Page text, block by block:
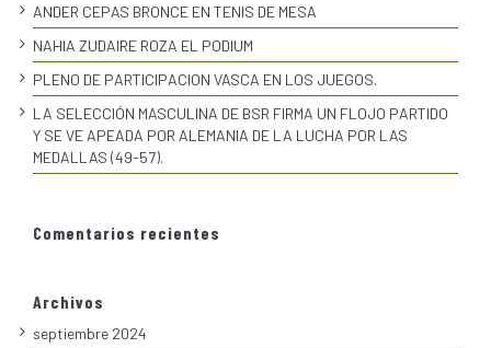
ANDER CEPAS BRONCE EN TENIS DE MESA
NAHIA ZUDAIRE ROZA EL PODIUM
PLENO DE PARTICIPACION VASCA EN LOS JUEGOS.
LA SELECCIÓN MASCULINA DE BSR FIRMA UN FLOJO PARTIDO
Y SE VE APEADA POR ALEMANIA DE LA LUCHA POR LAS
MEDALLAS (49-57).
Comentarios recientes
Archivos
septiembre 2024